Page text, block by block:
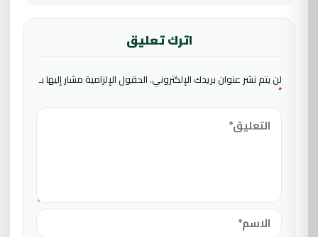
اترك تعليق
لن يتم نشر عنوان بريدك الإلكتروني.الحقول الإلزامية مشار إليها بـ
*